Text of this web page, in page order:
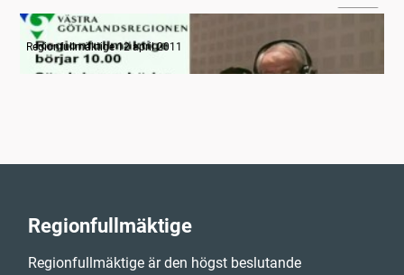
Radion informerar
Regionfullmäktige 12 april 2011
Regionfullmäktige
Regionfullmäktige är den högst beslutande